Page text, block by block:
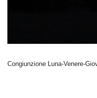
Congiunzione Luna-Venere-